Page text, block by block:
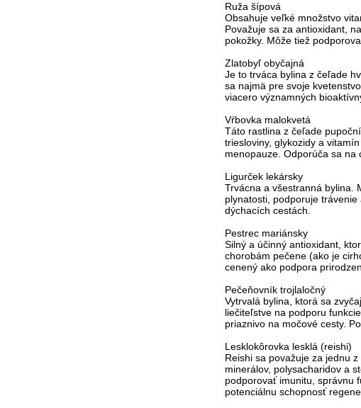
Ruža šípová
Obsahuje veľké množstvo
Považuje sa za antioxidant,
pokožky. Môže tiež
Zlatobyľ obyčajná
Je to trváca bylina z čeľade
sa najmä pre svoje
viacero významných
Vŕbovka malokvetá
Táto rastlina z čeľade
triesloviny, glykozidy a
menopauze. Odporúča sa na
Ligurček lekársky
Trvácna a všestranná bylina.
plynatosti, podporuje
dýchacích cestách.
Pestrec mariánsky
Silný a účinný antioxidant,
chorobám pečene (ako je
cenený ako podpora
Pečeňovník trojlaločný
Vytrvalá bylina, ktorá sa
liečiteľstve na podporu
priaznivo na močové cesty.
Lesklokôrovka lesklá (reishi)
Reishi sa považuje za jednu
minerálov, polysacharidov a
podporovať imunitu, správnu
potenciálnu schopnosť